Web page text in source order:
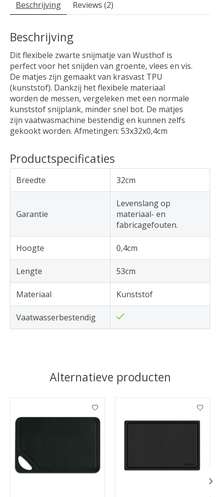
Beschrijving Reviews (2)
Beschrijving
Dit flexibele zwarte snijmatje van Wusthof is
perfect voor het snijden van groente, vlees en vis.
De matjes zijn gemaakt van krasvast TPU
(kunststof). Dankzij het flexibele materiaal
worden de messen, vergeleken met een normale
kunststof snijplank, minder snel bot. De matjes
zijn vaatwasmachine bestendig en kunnen zelfs
gekookt worden. Afmetingen: 53x32x0,4cm
Productspecificaties
Breedte 32cm
Garantie
Levenslang op
materiaal- en
fabricagefouten.
Hoogte 0,4cm
Lengte 53cm
Materiaal Kunststof
Vaatwasserbestendig
Alternatieve producten
Items van productcarrousel